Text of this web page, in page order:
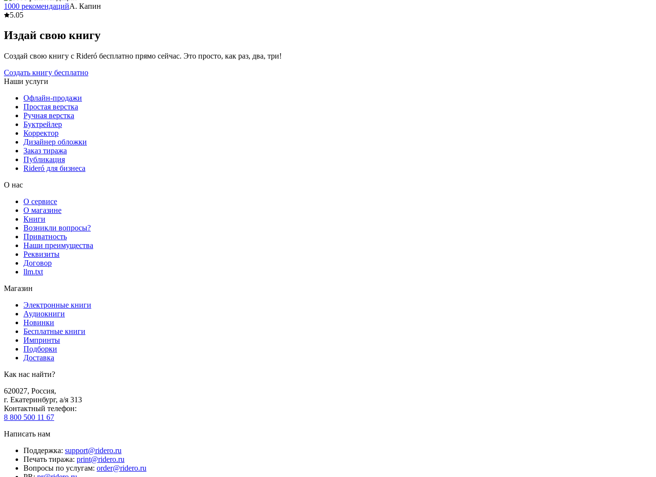
1000 рекомендацийА. Капин
5.05
Издай свою книгу
Создай свою книгу с Rideró бесплатно прямо сейчас. Это просто, как раз, два, три!
Создать книгу бесплатно
Наши услуги
Офлайн-продажи
Простая верстка
Ручная верстка
Буктрейлер
Корректор
Дизайнер обложки
Заказ тиража
Публикация
Rideró для бизнеса
О нас
О сервисе
О магазине
Книги
Возникли вопросы?
Приватность
Наши преимущества
Реквизиты
Договор
llm.txt
Магазин
Электронные книги
Аудиокниги
Новинки
Бесплатные книги
Импринты
Подборки
Доставка
Как нас найти?
620027, Россия,
г. Екатеринбург, а/я 313
Контактный телефон:
8 800 500 11 67
Написать нам
Поддержка: support@ridero.ru
Печать тиража: print@ridero.ru
Вопросы по услугам: order@ridero.ru